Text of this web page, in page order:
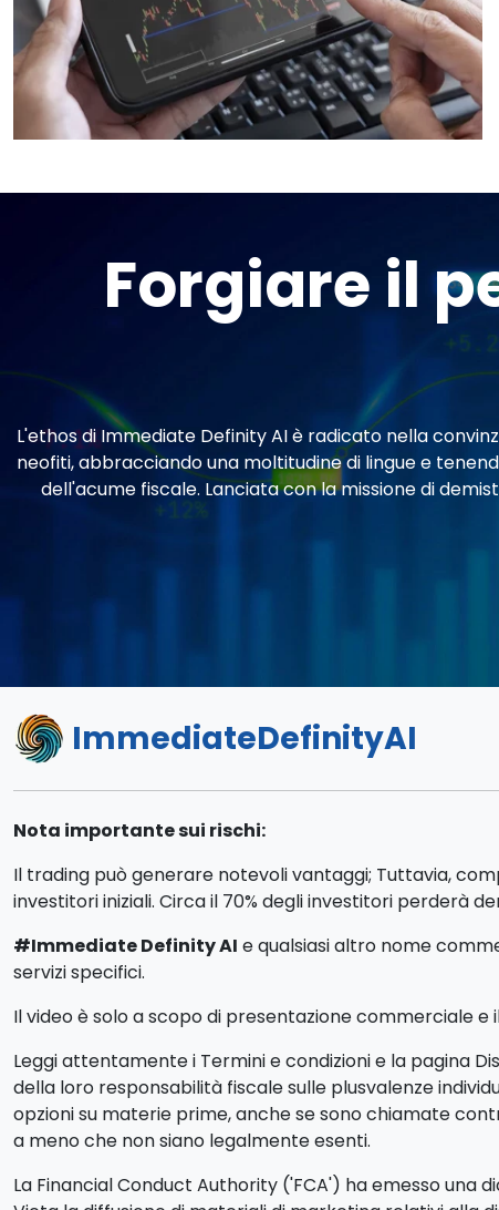
Forgiare il
L'ethos di Immediate Definity AI è radicato nella
neofiti, abbracciando una moltitudine di lingue e
dell'acume fiscale. Lanciata con la missione di
ImmediateDefinityAI
Nota importante sui rischi:
Il trading può generare notevoli vantaggi; Tuttavia,
investitori iniziali. Circa il 70% degli investitori perderà
#Immediate Definity AI e qualsiasi altro nome
servizi specifici.
Il video è solo a scopo di presentazione commerciale
Leggi attentamente i Termini e condizioni e la pagina
della loro responsabilità fiscale sulle plusvalenze
opzioni su materie prime, anche se sono chiamate
a meno che non siano legalmente esenti.
La Financial Conduct Authority ('FCA') ha emesso una